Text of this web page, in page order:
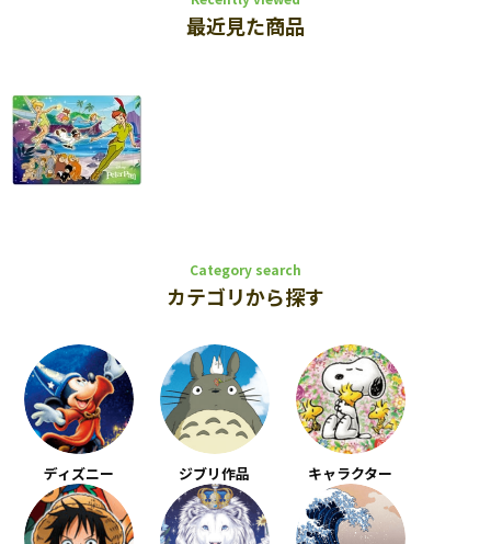
最近見た商品
Category search
カテゴリから探す
ディズニー ジブリ作品 キャラクター